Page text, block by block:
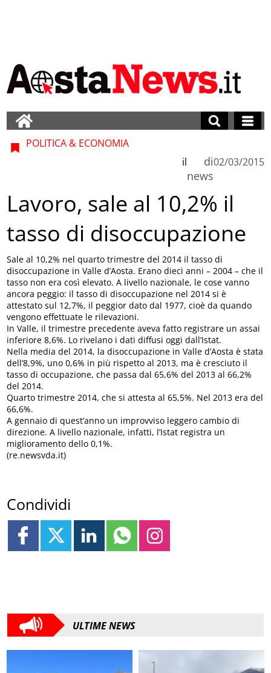
POLITICA & ECONOMIA
di
news
il 02/03/2015
Lavoro, sale al 10,2% il
tasso di disoccupazione
Sale al 10,2% nel quarto trimestre del 2014 il tasso di
disoccupazione in Valle d’Aosta. Erano dieci anni – 2004 – che il
tasso non era così elevato. A livello nazionale, le cose vanno
ancora peggio: il tasso di disoccupazione nel 2014 si è
attestato sul 12,7%, il peggior dato dal 1977, cioè da quando
vengono effettuate le rilevazioni.
In Valle, il trimestre precedente aveva fatto registrare un assai
inferiore 8,6%. Lo rivelano i dati diffusi oggi dall’Istat.
Nella media del 2014, la disoccupazione in Valle d’Aosta è stata
dell’8,9%, uno 0,6% in più rispetto al 2013, ma è cresciuto il
tasso di occupazione, che passa dal 65,6% del 2013 al 66,2%
del 2014.
Quarto trimestre 2014, che si attesta al 65,5%. Nel 2013 era del
66,6%.
A gennaio di quest’anno un improvviso leggero cambio di
direzione. A livello nazionale, infatti, l’Istat registra un
miglioramento dello 0,1%.
(re.newsvda.it)
Condividi
ULTIME NEWS